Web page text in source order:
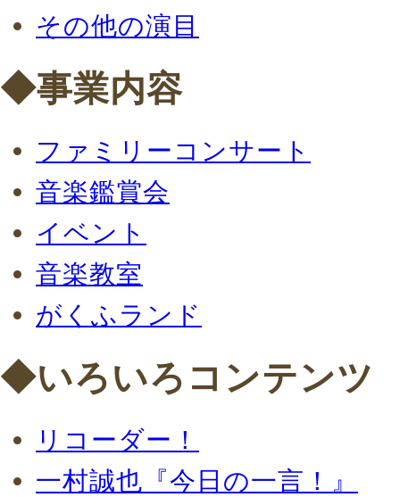
その他の演目
◆事業内容
ファミリーコンサート
音楽鑑賞会
イベント
音楽教室
がくふランド
◆いろいろコンテンツ
リコーダー！
一村誠也『今日の一言！』